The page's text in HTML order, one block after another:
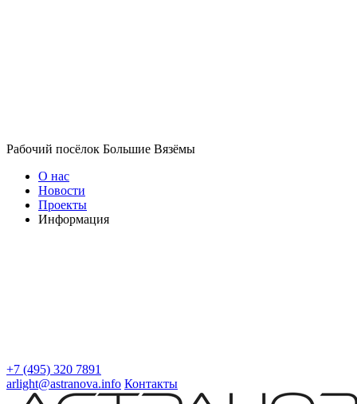
Рабочий посёлок Большие Вязёмы
О нас
Новости
Проекты
Информация
+7 (495) 320 7891
arlight@astranova.info Контакты